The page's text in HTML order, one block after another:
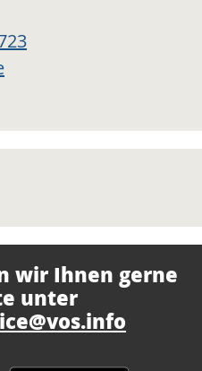
wir Ihnen gerne
unter